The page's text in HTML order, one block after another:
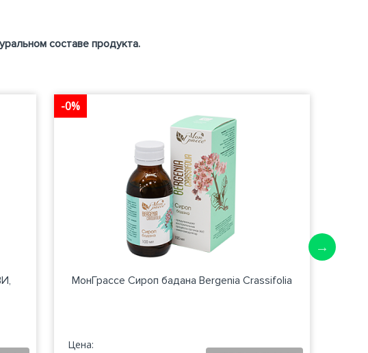
составе продукта.
-0%
МонГрассе Сироп бадана Bergenia Crassifolia
Цена: